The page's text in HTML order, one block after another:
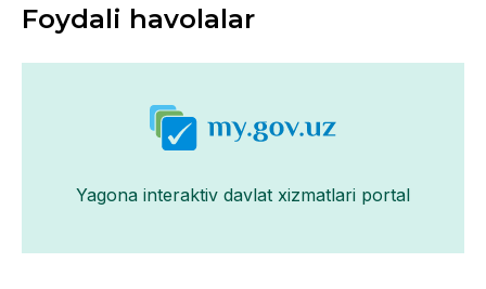
Foydali havolalar
Yagona interaktiv davlat xizmatlari portal